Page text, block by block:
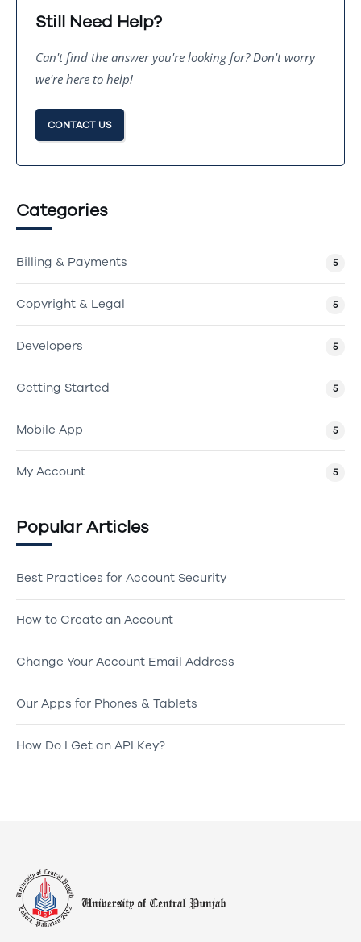
Still Need Help?
Can't find the answer you're looking for? Don't worry
we're here to help!
CONTACT US
Categories
Billing & Payments 5
Copyright & Legal 5
Developers 5
Getting Started 5
Mobile App 5
My Account 5
Popular Articles
Best Practices for Account Security
How to Create an Account
Change Your Account Email Address
Our Apps for Phones & Tablets
How Do I Get an API Key?